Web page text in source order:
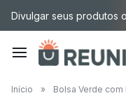
conteúdo
Divulgar seus produtos
Início » Bolsa Verde